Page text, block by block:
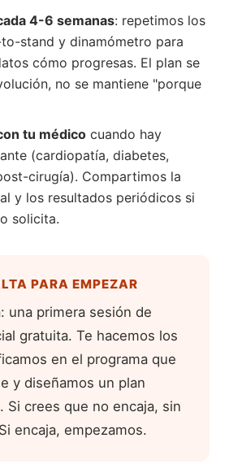
4-6 semanas: repetimos los
stand y dinamómetro para
cómo progresas. El plan se
no se mantiene "porque
tu médico cuando hay
(cardiopatía, diabetes,
cirugía). Compartimos la
y los resultados periódicos si
solicita.
PARA EMPEZAR
una primera sesión de
gratuita. Te hacemos los
en el programa que
y diseñamos un plan
Si crees que no encaja, sin
encaja, empezamos.